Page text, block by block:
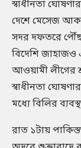
স্বাধীনতা
দেশে মেসেজ
সদর দফতরে
বিদেশি জাহাজও
আওয়ামী লীগের
স্বাধীনতা
মধ্যে বিলির
রাত ১টায়